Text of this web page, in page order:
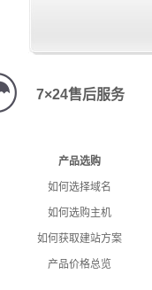
7×24售后服务
产品选购
如何选择域名
如何选购主机
如何获取建站方案
产品价格总览